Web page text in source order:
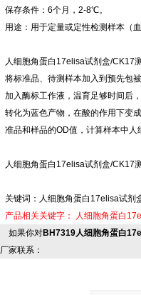
保存条件：6个月，2-8℃。
用途：用于定量或定性检测样本（
人细胞角蛋白17elisa试剂盒/CK17
将标准品、待测样本加入到预先包
加入酶标工作液，温育足够时间后
转化为蓝色产物，在酸的作用下变
准品和样品的OD值，计算样本中人
人细胞角蛋白17elisa试剂盒/CK17
关键词：人细胞角蛋白17elisa试
产品相关关键字：
人细胞角蛋白
如果你对BH7319人细胞角蛋白
厂家联系：